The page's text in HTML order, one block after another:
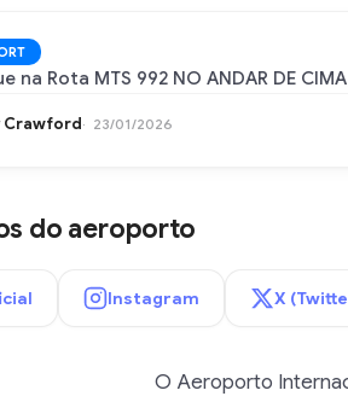
na Rota MTS 992 NO ANDAR DE
Crawford 23/01/2026
do aeroporto
Instagram X
O Aeroporto